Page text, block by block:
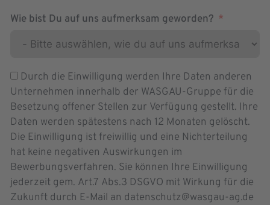
Wie bist Du auf uns aufmerksam geworden?
Durch die Einwilligung werden Ihre Daten anderen
Unternehmen innerhalb der WASGAU-Gruppe für die
Besetzung offener Stellen zur Verfügung gestellt. Ihre
Daten werden spätestens nach 12 Monaten gelöscht.
Die Einwilligung ist freiwillig und eine Nichterteilung
hat keine negativen Auswirkungen im
Bewerbungsverfahren. Sie können Ihre Einwilligung
jederzeit gem. Art.7 Abs.3 DSGVO mit Wirkung für die
Zukunft durch E-Mail an datenschutz@wasgau-ag.de